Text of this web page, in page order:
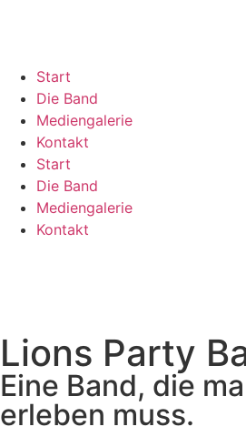
Start
Die Band
Mediengalerie
Kontakt
Start
Die Band
Mediengalerie
Kontakt
Lions Party
Eine Band, die
erleben muss.